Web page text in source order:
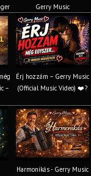
Gerry Music
–
Érj hozzám – Gerry Music
(Official Music Video) ❤️?
Harmonikás - Gerry Music